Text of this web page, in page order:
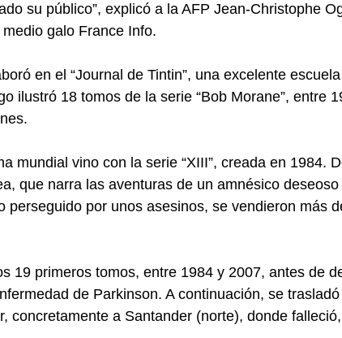
su público”, explicó a la AFP Jean-Christophe
galo France Info.
en el “Journal de Tintin”, una excelente
ilustró 18 tomos de la serie “Bob Morane”, entre
mundial vino con la serie “XIII”, creada en 1984.
que narra las aventuras de un amnésico
perseguido por unos asesinos, se vendieron más
19 primeros tomos, entre 1984 y 2007, antes de
de Parkinson. A continuación, se
concretamente a Santander (norte), donde